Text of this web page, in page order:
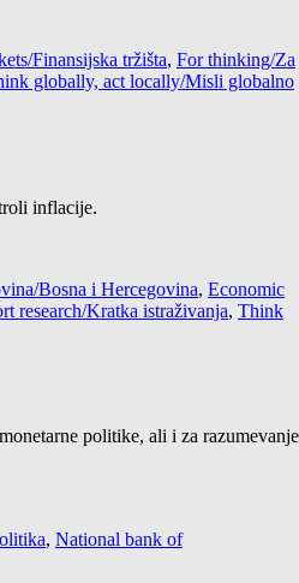
Finansijska tržišta, For thinking/Za
globally, act locally/Misli globalno
inflacije.
Bosna i Hercegovina, Economic
research/Kratka istraživanja, Think
politike, ali i za razumevanje
, National bank of